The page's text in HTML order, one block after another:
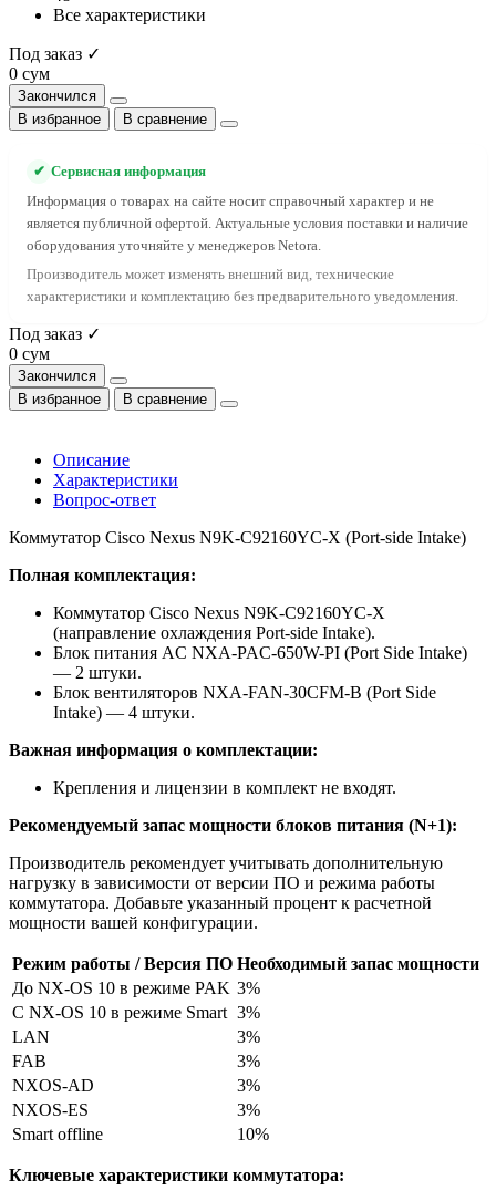
Все характеристики
Под заказ ✓
0 сум
Закончился
В избранное
В сравнение
✔ Сервисная информация
Информация о товарах на сайте носит справочный характер и не
является публичной офертой. Актуальные условия поставки и наличие
оборудования уточняйте у менеджеров Netora.
Производитель может изменять внешний вид, технические
характеристики и комплектацию без предварительного уведомления.
Под заказ ✓
0 сум
Закончился
В избранное
В сравнение
Описание
Характеристики
Вопрос-ответ
Коммутатор Cisco Nexus N9K-C92160YC-X (Port-side Intake)
Полная комплектация:
Коммутатор Cisco Nexus N9K-C92160YC-X
(направление охлаждения Port-side Intake).
Блок питания AC NXA-PAC-650W-PI (Port Side Intake)
— 2 штуки.
Блок вентиляторов NXA-FAN-30CFM-B (Port Side
Intake) — 4 штуки.
Важная информация о комплектации:
Крепления и лицензии в комплект не входят.
Рекомендуемый запас мощности блоков питания (N+1):
Производитель рекомендует учитывать дополнительную
нагрузку в зависимости от версии ПО и режима работы
коммутатора. Добавьте указанный процент к расчетной
мощности вашей конфигурации.
Режим работы / Версия ПО Необходимый запас мощности
До NX-OS 10 в режиме PAK 3%
С NX-OS 10 в режиме Smart 3%
LAN
3%
FAB
3%
NXOS-AD
3%
NXOS-ES
3%
Smart offline
10%
Ключевые характеристики коммутатора: